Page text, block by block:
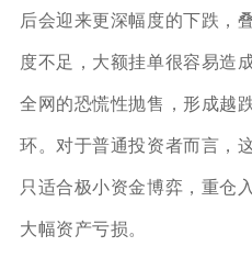
后会迎来更深幅度的下跌，
度不足，大额挂单很容易造
全网的恐慌性抛售，形成越
环。对于普通投资者而言，
只适合极小资金博弈，重仓
大幅资产亏损。